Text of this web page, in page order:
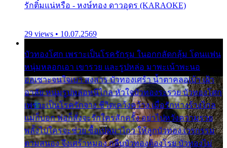
รักติ๋มแน่หรือ - หงษ์ทอง ดาวอุดร (KARAOKE)
29 views • 10.07.2569
บัวทองโศก เพราะเป็นโรครักรุม ในอกกลัดกลุ้ม โดนแฟน
หนุ่มหลอกเอา เขารวย และรูปหล่อ มาพะเน้าพะนอ
ออเซาะจนใจเบา สงสาร บัวทองเศร้า น้ำตาคลอเบ้า เฝ้า
อาลัย หนุ่มรูปหล่อหนีไกล หัวใจบัวทองระรวย บัวทองโศก
เพราะเป็นโรครักจาง ชีวิตเคว้งคว้าง เมื่อรักห่างร้างไกล
แม่ก็บอก พ่อก็สั่งจะรักใครสักครั้ง อย่าไปหวังความรวย
พลั้งไปใครจะช่วย ซื้อเปลมาไกว ให้ลูกบัวทอง เวรกรรม
ตามสนอง จึงเศร้าหมอง กลีบบัวทองต้องโรย บัวทองไม่